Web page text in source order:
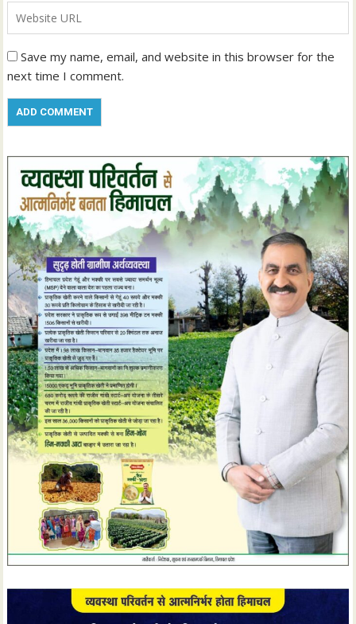
Save my name, email, and website in this browser for the
next time I comment.